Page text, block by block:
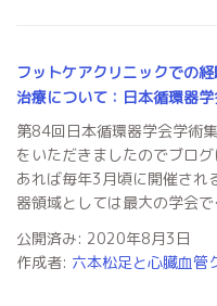
フットケアクリニックでの
治療について：日本循環器
第84回日本循環器学会学術
をいただきましたのでブロ
あれば毎年3月頃に開催され
器領域としては最大の学会
公開済み: 2020年8月3日
作成者: 六本松足と心臓血管